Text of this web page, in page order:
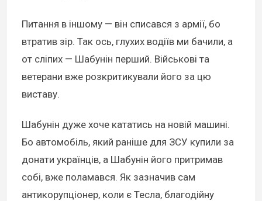
Питання в іншому — він списався з армії, бо
втратив зір. Так ось, глухих водіїв ми бачили, а
от сліпих — Шабунін перший. Військові та
ветерани вже розкритикували його за цю
виставу.
Шабунін дуже хоче кататись на новій машині.
Бо автомобіль, який раніше для ЗСУ купили за
донати українців, а Шабунін його притримав
собі, вже поламався. Як зазначив сам
антикорупціонер, коли є Тесла, благодійну